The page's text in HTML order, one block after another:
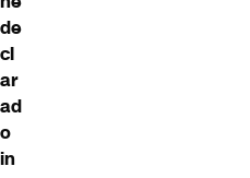
de
cl
ar
ad
o
in